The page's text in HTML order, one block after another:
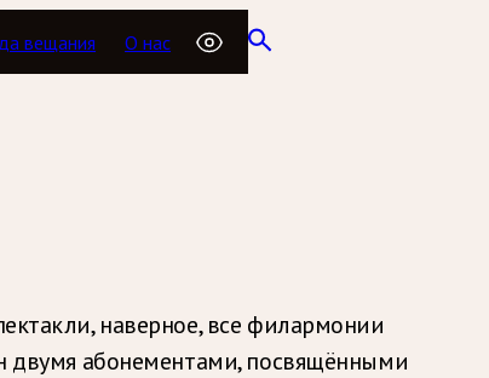
вещания О нас
наверное, все филармонии
двумя абонементами, посвящёнными